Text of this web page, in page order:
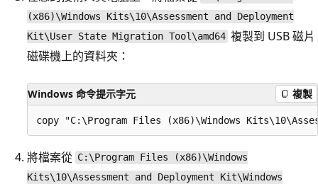
(x86)\Windows Kits\10\Assessment and Deployment
Kit\User State Migration Tool\amd64 複製到 USB 磁片
磁碟機上的資料夾：
Windows 命令提示字元 複製
將檔案從 C:\Program Files (x86)\Windows
Kits\10\Assessment and Deployment Kit\Windows